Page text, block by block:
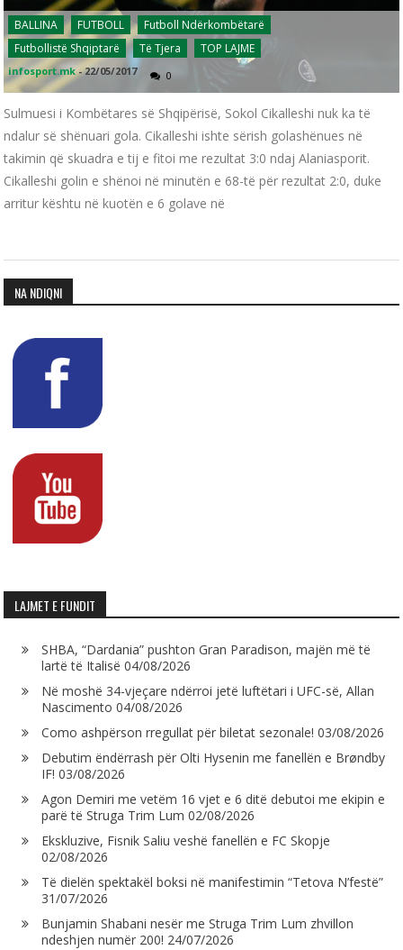
BALLINA FUTBOLL
Futboll Ndërkombëtarë
Futbollistë Shqiptarë
Të Tjera TOP LAJME
infosport.mk -22/05/2017 0
Sulmuesi i Kombëtares së Shqipërisë, Sokol Cikalleshi nuk ka të
ndalur së shënuari gola. Cikalleshi ishte sërish golashënues në
takimin që skuadra e tij e fitoi me rezultat 3:0 ndaj Alaniasporit.
Cikalleshi golin e shënoi në minutën e 68-të për rezultat 2:0, duke
arritur kështu në kuotën e 6 golave në
NA NDIQNI
LAJMET E FUNDIT
SHBA, “Dardania” pushton Gran Paradison, majën më të
lartë të Italisë 04/08/2026
Në moshë 34-vjeçare ndërroi jetë luftëtari i UFC-së, Allan
Nascimento 04/08/2026
Como ashpërson rregullat për biletat sezonale! 03/08/2026
Debutim ëndërrash për Olti Hysenin me fanellën e Brøndby
IF! 03/08/2026
Agon Demiri me vetëm 16 vjet e 6 ditë debutoi me ekipin e
parë të Struga Trim Lum 02/08/2026
Ekskluzive, Fisnik Saliu veshë fanellën e FC Skopje
02/08/2026
Të dielën spektakël boksi në manifestimin “Tetova N’festë”
31/07/2026
Bunjamin Shabani nesër me Struga Trim Lum zhvillon
ndeshjen numër 200! 24/07/2026